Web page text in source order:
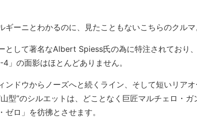
ギーニとわかるのに、見たこともないこちらのクルマ
として著名なAlbert Spiess氏の為に特注されており
」の面影はほとんどありません。
ンドウからノーズへと続くライン、そして短いリア
型”のシルエットは、どことなく巨匠マルチェロ・
ゼロ」を彷彿とさせます。